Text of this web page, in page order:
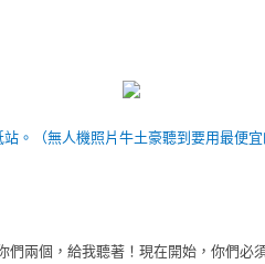
。（無人機照片牛土豪聽到要用最便
們兩個，給我聽著！現在開始，你們